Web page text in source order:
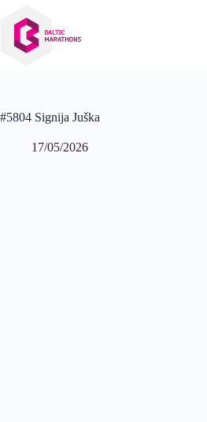
saturu
#5804 Signija Juška
17/05/2026